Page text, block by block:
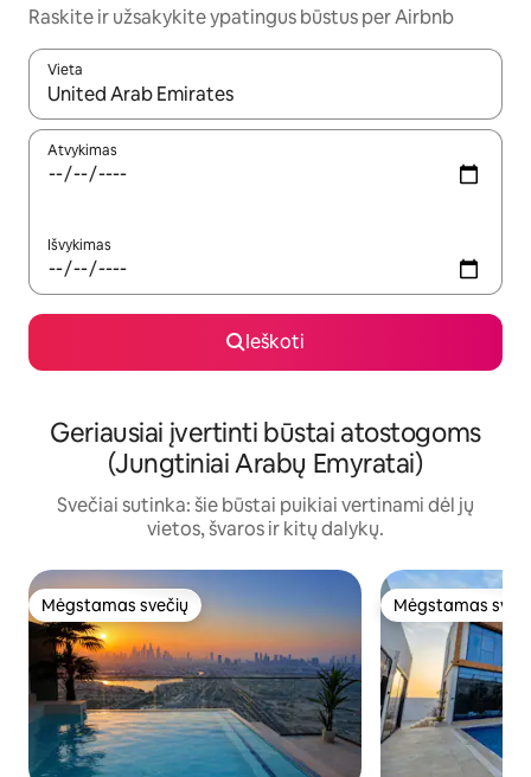
Raskite ir užsakykite ypatingus būstus per Airbnb
Vieta
Kai pasirodys paieškos rezultatai, juos naršyti galite
Atvykimas
Išvykimas
Ieškoti
Geriausiai įvertinti būstai atostogoms
(Jungtiniai Arabų Emyratai)
Svečiai sutinka: šie būstai puikiai vertinami dėl jų
vietos, švaros ir kitų dalykų.
Mėgstamas svečių
Mėgstamas svečių Mėgstamas
Mėgstamas